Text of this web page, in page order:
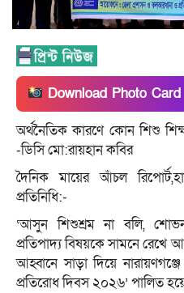
Download Photo Card
অর্থনৈতিক কারণে কোন শিশু
-ডিসি মো:রায়হান কবির
দৈনিক মায়ের আঁচল
প্রতিনিধি:-
‘আসুন শিশুশ্রম না বলি,
প্রতিপাদ্য বিষয়কে সামনে রেখে
আহ্বানে সাড়া দিয়ে নারায়ণগঞ্জে
প্রতিরোধ দিবস ২০২৬’ পালিত